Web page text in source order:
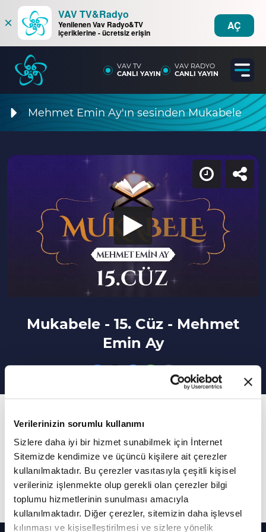
Verilerinizin sorumlu kullanımı
Sizlere daha iyi bir hizmet sunabilmek için İnternet
Sitemizde kendimize ve üçüncü kişilere ait çerezler
kullanılmaktadır. Bu çerezler vasıtasıyla çeşitli kişisel
verileriniz işlenmekte olup gerekli olan çerezler bilgi
toplumu hizmetlerinin sunulması amacıyla
kullanılmaktadır. Diğer çerezler, sitemizin daha işlevsel
kılınması ve kişiselleştirilmesi ve sizlere yönelik
×
VAV TV&Radyo
Yenilenen Vav Radyo&TV
içeriklerine - ücretsiz erişin
AÇ
VAV TV
CANLI YAYIN
VAV RADYO
CANLI YAYIN
Mehmet Emin Ay'ın sesinden Mukabele
Mukabele - 15. Cüz - Mehmet
Emin Ay
Suresi yer almaktadır. 281-292 sayfaları arası,
İsra Suresi'ni 292-300 sayfaları arası da Kehf
Suresi'ni ihtiva eder.